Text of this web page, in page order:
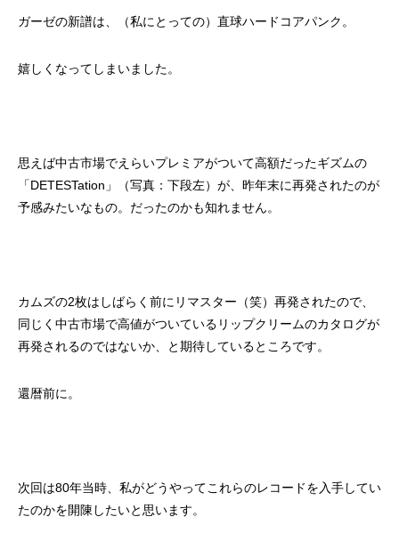
ガーゼの新譜は、（私にとっての）直球ハードコアパンク。
嬉しくなってしまいました。
思えば中古市場でえらいプレミアがついて高額だったギズムの
「DETESTation」（写真：下段左）が、昨年末に再発されたのが
予感みたいなもの。だったのかも知れません。
カムズの2枚はしばらく前にリマスター（笑）再発されたので、
同じく中古市場で高値がついているリップクリームのカタログが
再発されるのではないか、と期待しているところです。
還暦前に。
次回は80年当時、私がどうやってこれらのレコードを入手してい
たのかを開陳したいと思います。